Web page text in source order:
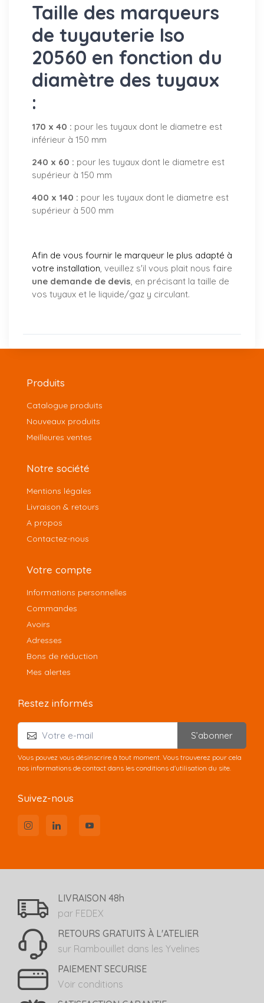
Taille des marqueurs
de tuyauterie Iso
20560 en fonction du
diamètre des tuyaux
:
170 x 40 : pour les tuyaux dont le diametre est
inférieur à 150 mm
240 x 60 : pour les tuyaux dont le diametre est
supérieur à 150 mm
400 x 140 : pour les tuyaux dont le diametre est
supérieur à 500 mm
Afin de vous fournir le marqueur le plus adapté à
votre installation, veuillez s'il vous plait nous faire
une demande de devis, en précisant la taille de
vos tuyaux et le liquide/gaz y circulant.
Produits
Catalogue produits
Nouveaux produits
Meilleures ventes
Notre société
Mentions légales
Livraison & retours
A propos
Contactez-nous
Votre compte
Informations personnelles
Commandes
Avoirs
Adresses
Bons de réduction
Mes alertes
Restez informés
S’abonner
Vous pouvez vous désinscrire à tout moment. Vous trouverez pour cela
nos informations de contact dans les conditions d'utilisation du site.
Suivez-nous
LIVRAISON 48h
par FEDEX
RETOURS GRATUITS À L'ATELIER
sur Rambouillet dans les Yvelines
PAIEMENT SECURISE
Voir conditions